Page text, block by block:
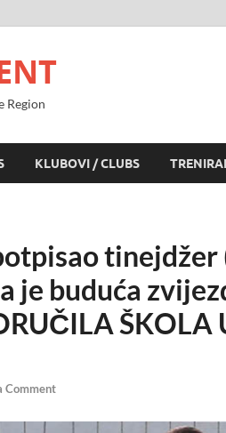
Region
KLUBOVI / CLUBS
tinejdžer
je buduća
ŠKOLA
Comment